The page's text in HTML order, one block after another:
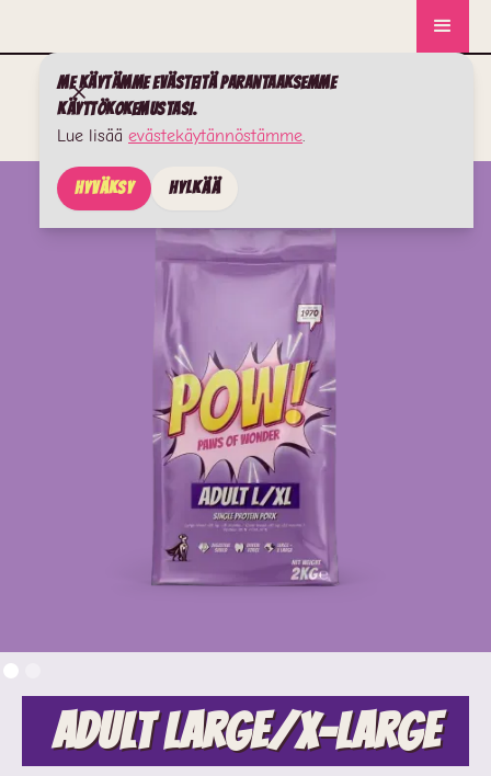
Me käytämme evästeitä parantaaksemme
käyttökokemustasi.
Lue lisää evästekäytännöstämme.
Hyväksy Hylkää
Adult Large/X-large